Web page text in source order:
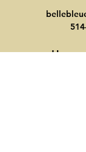
Heure